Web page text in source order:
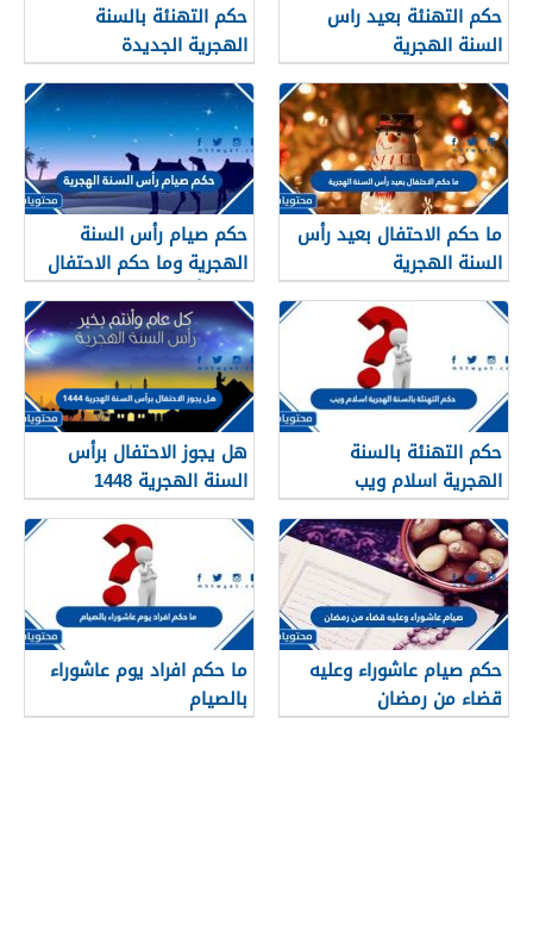
حكم التهنئة بعيد راس
السنة الهجرية
حكم التهنئة بالسنة
الهجرية الجديدة
ما حكم الاحتفال بعيد رأس
السنة الهجرية
حكم صيام رأس السنة
الهجرية وما حكم الاحتفال
بعيد رأس السنه الهجريه
حكم التهنئة بالسنة
الهجرية اسلام ويب
هل يجوز الاحتفال برأس
السنة الهجرية 1448
حكم صيام عاشوراء وعليه
قضاء من رمضان
ما حكم افراد يوم عاشوراء
بالصيام